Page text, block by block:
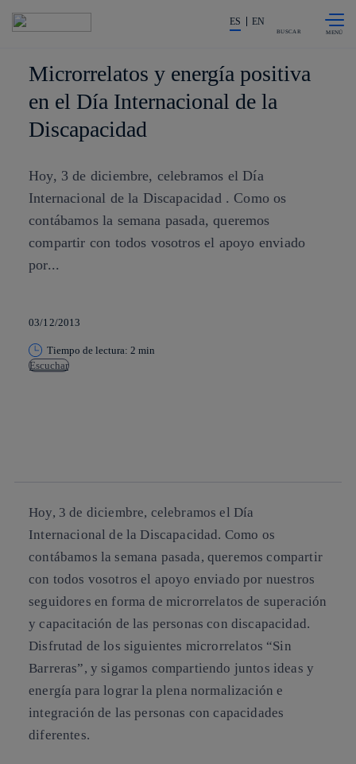
La acción en accionistas e
ES EN
BUSCAR
Microrrelatos y energía positiva
en el Día Internacional de la
Discapacidad
Hoy, 3 de diciembre, celebramos el Día
Internacional de la Discapacidad . Como os
contábamos la semana pasada, queremos
compartir con todos vosotros el apoyo enviado
por...
03/12/2013
Tiempo de lectura: 2 min
Escuchar
Hoy, 3 de diciembre, celebramos el Día
Internacional de la Discapacidad. Como os
contábamos la semana pasada, queremos compartir
con todos vosotros el apoyo enviado por nuestros
seguidores en forma de microrrelatos de superación
y capacitación de las personas con discapacidad.
Disfrutad de los siguientes microrrelatos “Sin
Barreras”, y sigamos compartiendo juntos ideas y
energía para lograr la plena normalización e
integración de las personas con capacidades
diferentes.